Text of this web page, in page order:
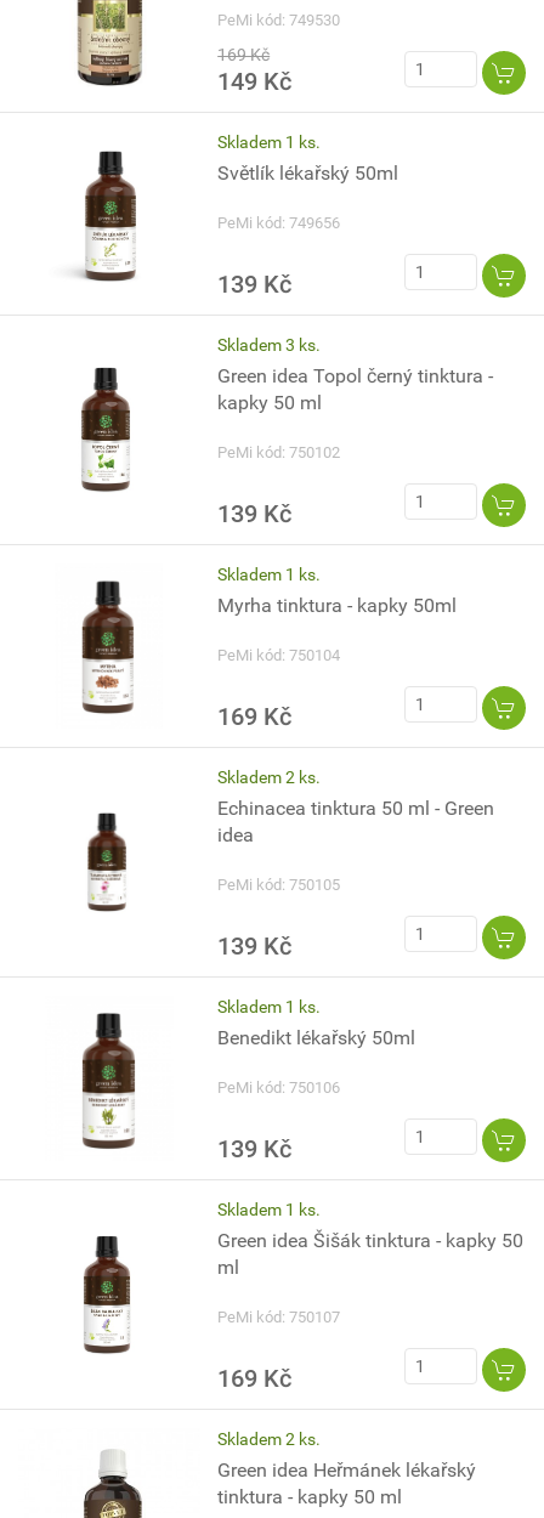
PeMi kód: 749530
169 Kč
149 Kč
Skladem 1 ks.
Světlík lékařský 50ml
PeMi kód: 749656
139 Kč
Skladem 3 ks.
Green idea Topol černý tinktura -
kapky 50 ml
PeMi kód: 750102
139 Kč
Skladem 1 ks.
Myrha tinktura - kapky 50ml
PeMi kód: 750104
169 Kč
Skladem 2 ks.
Echinacea tinktura 50 ml - Green
idea
PeMi kód: 750105
139 Kč
Skladem 1 ks.
Benedikt lékařský 50ml
PeMi kód: 750106
139 Kč
Skladem 1 ks.
Green idea Šišák tinktura - kapky 50
ml
PeMi kód: 750107
169 Kč
Skladem 2 ks.
Green idea Heřmánek lékařský
tinktura - kapky 50 ml